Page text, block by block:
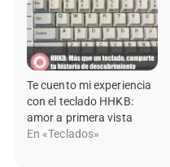
Te cuento mi experiencia
con el teclado HHKB:
amor a primera vista
En «Teclados»